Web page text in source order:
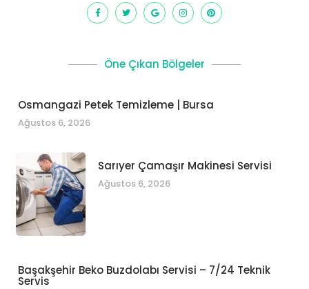
Öne Çıkan Bölgeler
Osmangazi Petek Temizleme | Bursa
Ağustos 6, 2026
Sarıyer Çamaşır Makinesi Servisi
Ağustos 6, 2026
Başakşehir Beko Buzdolabı Servisi – 7/24 Teknik
Servis